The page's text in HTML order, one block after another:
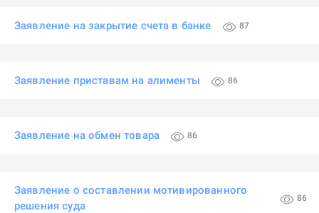
Заявление на закрытие счета в банке 87
Заявление приставам на алименты 86
Заявление на обмен товара 86
Заявление о составлении мотивированного
решения суда
86